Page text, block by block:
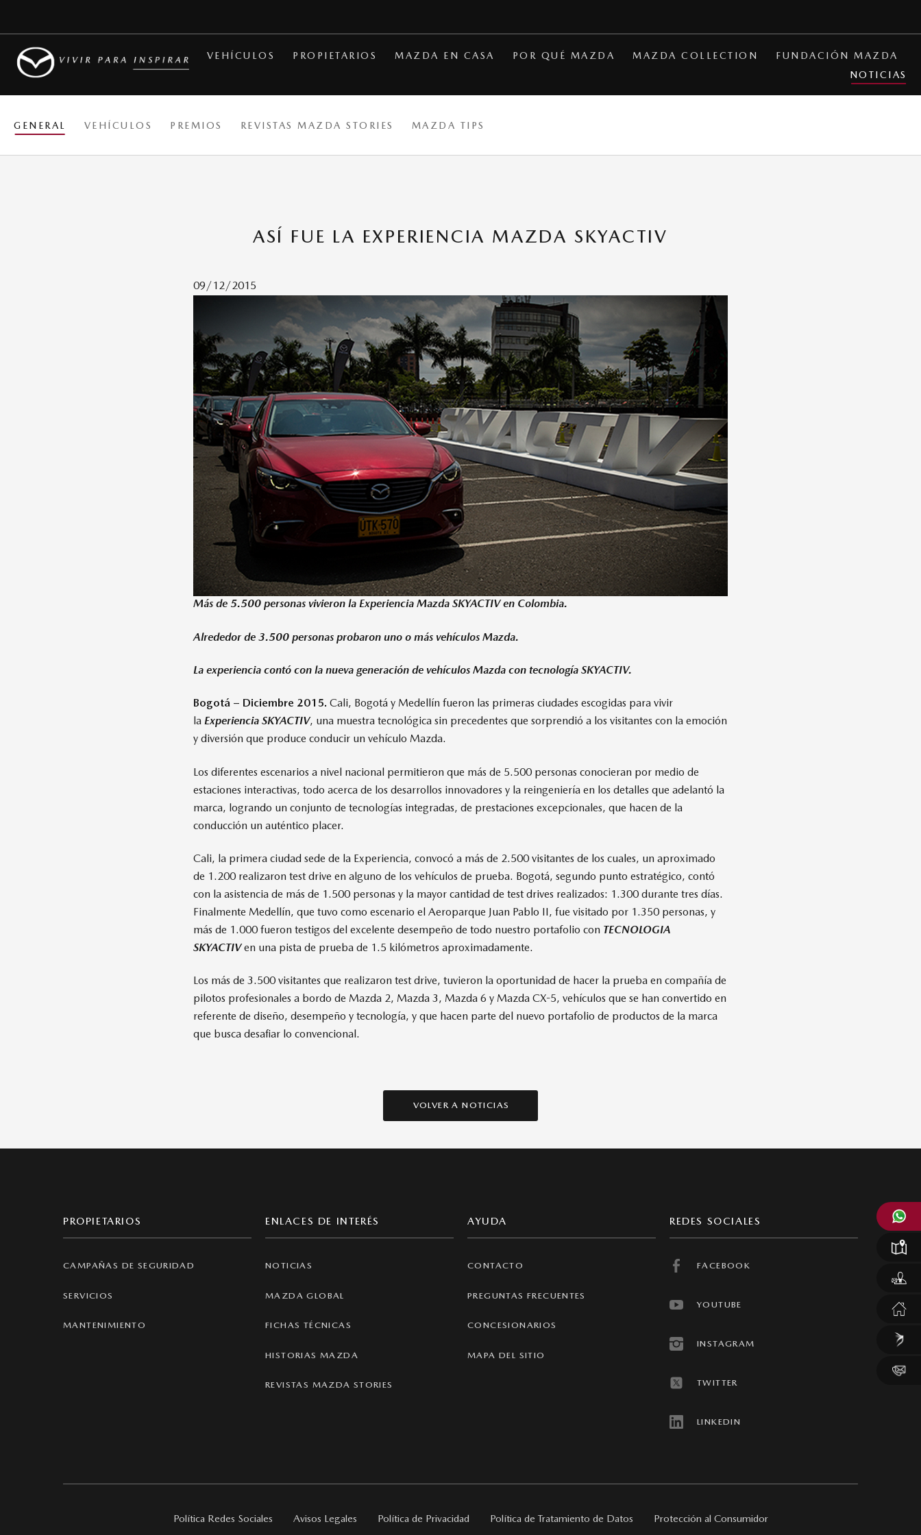
VEHÍCULOS PROPIETARIOS MAZDA EN CASA POR QUÉ MAZDA MAZDA COLLECTION
FUNDACIÓN MAZDA
NOTICIAS
GENERAL VEHÍCULOS PREMIOS REVISTAS MAZDA STORIES MAZDA TIPS
ASÍ FUE LA EXPERIENCIA MAZDA SKYACTIV
09/12/2015
Más de 5.500 personas vivieron la Experiencia Mazda SKYACTIV en Colombia.
Alrededor de 3.500 personas probaron uno o más vehículos Mazda.
La experiencia contó con la nueva generación de vehículos Mazda con tecnología SKYACTIV.
Bogotá – Diciembre 2015. Cali, Bogotá y Medellín fueron las primeras ciudades escogidas para vivir
la Experiencia SKYACTIV, una muestra tecnológica sin precedentes que sorprendió a los visitantes con la emoción
y diversión que produce conducir un vehículo Mazda.
Los diferentes escenarios a nivel nacional permitieron que más de 5.500 personas conocieran por medio de
estaciones interactivas, todo acerca de los desarrollos innovadores y la reingeniería en los detalles que adelantó la
marca, logrando un conjunto de tecnologías integradas, de prestaciones excepcionales, que hacen de la
conducción un auténtico placer.
Cali, la primera ciudad sede de la Experiencia, convocó a más de 2.500 visitantes de los cuales, un aproximado
de 1.200 realizaron test drive en alguno de los vehículos de prueba. Bogotá, segundo punto estratégico, contó
con la asistencia de más de 1.500 personas y la mayor cantidad de test drives realizados: 1.300 durante tres días.
Finalmente Medellín, que tuvo como escenario el Aeroparque Juan Pablo II, fue visitado por 1.350 personas, y
más de 1.000 fueron testigos del excelente desempeño de todo nuestro portafolio con TECNOLOGIA
SKYACTIVen una pista de prueba de 1.5 kilómetros aproximadamente.
Los más de 3.500 visitantes que realizaron test drive, tuvieron la oportunidad de hacer la prueba en compañía de
pilotos profesionales a bordo de Mazda 2, Mazda 3, Mazda 6 y Mazda CX-5, vehículos que se han convertido en
referente de diseño, desempeño y tecnología, y que hacen parte del nuevo portafolio de productos de la marca
que busca desafiar lo convencional.
VOLVER A NOTICIAS
PROPIETARIOS
CAMPAÑAS DE SEGURIDAD
SERVICIOS
MANTENIMIENTO
ENLACES DE INTERÉS
NOTICIAS
MAZDA GLOBAL
FICHAS TÉCNICAS
HISTORIAS MAZDA
REVISTAS MAZDA STORIES
AYUDA
CONTACTO
PREGUNTAS FRECUENTES
CONCESIONARIOS
MAPA DEL SITIO
REDES SOCIALES
FACEBOOK
YOUTUBE
INSTAGRAM
TWITTER
LINKEDIN
Política Redes Sociales Avisos Legales Política de Privacidad Política de Tratamiento de Datos Protección al Consumidor